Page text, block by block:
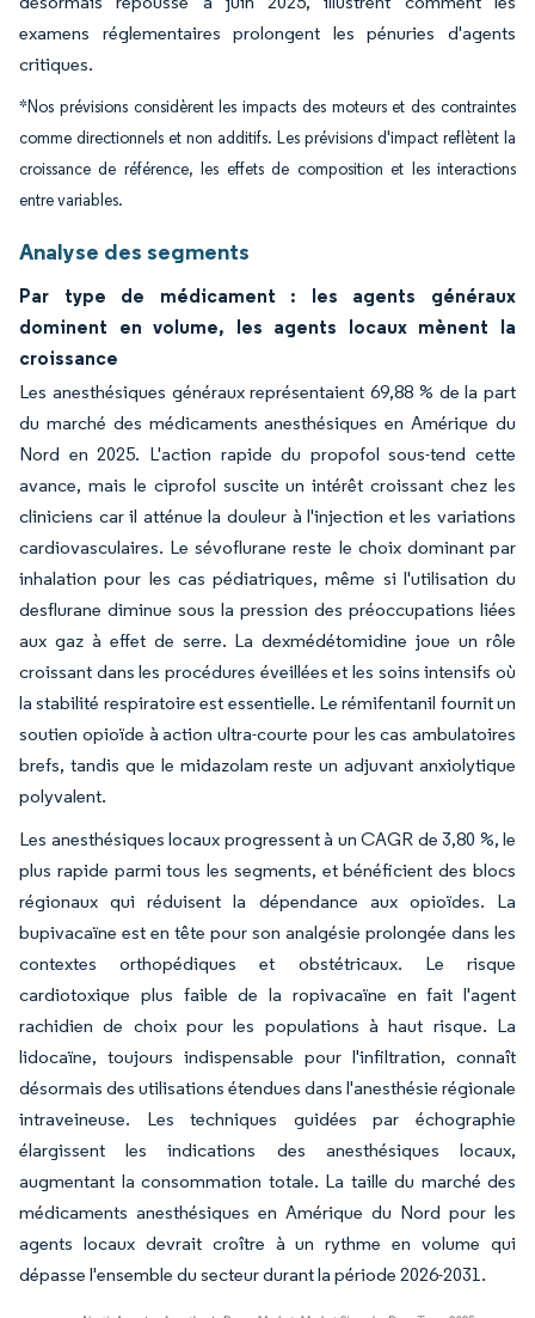
examens réglementaires prolongent les pénuries d'agents
critiques.
*Nos prévisions considèrent les impacts des moteurs et des contraintes
comme directionnels et non additifs. Les prévisions d'impact reflètent la
croissance de référence, les effets de composition et les interactions
entre variables.
Analyse des segments
Par type de médicament : les agents généraux
dominent en volume, les agents locaux mènent la
croissance
Les anesthésiques généraux représentaient 69,88 % de la part
du marché des médicaments anesthésiques en Amérique du
Nord en 2025. L'action rapide du propofol sous-tend cette
avance, mais le ciprofol suscite un intérêt croissant chez les
cliniciens car il atténue la douleur à l'injection et les variations
cardiovasculaires. Le sévoflurane reste le choix dominant par
inhalation pour les cas pédiatriques, même si l'utilisation du
desflurane diminue sous la pression des préoccupations liées
aux gaz à effet de serre. La dexmédétomidine joue un rôle
croissant dans les procédures éveillées et les soins intensifs où
la stabilité respiratoire est essentielle. Le rémifentanil fournit un
soutien opioïde à action ultra-courte pour les cas ambulatoires
brefs, tandis que le midazolam reste un adjuvant anxiolytique
polyvalent.
Les anesthésiques locaux progressent à un CAGR de 3,80 %, le
plus rapide parmi tous les segments, et bénéficient des blocs
régionaux qui réduisent la dépendance aux opioïdes. La
bupivacaïne est en tête pour son analgésie prolongée dans les
contextes orthopédiques et obstétricaux. Le risque
cardiotoxique plus faible de la ropivacaïne en fait l'agent
rachidien de choix pour les populations à haut risque. La
lidocaïne, toujours indispensable pour l'infiltration, connaît
désormais des utilisations étendues dans l'anesthésie régionale
intraveineuse. Les techniques guidées par échographie
élargissent les indications des anesthésiques locaux,
augmentant la consommation totale. La taille du marché des
médicaments anesthésiques en Amérique du Nord pour les
agents locaux devrait croître à un rythme en volume qui
dépasse l'ensemble du secteur durant la période 2026-2031.